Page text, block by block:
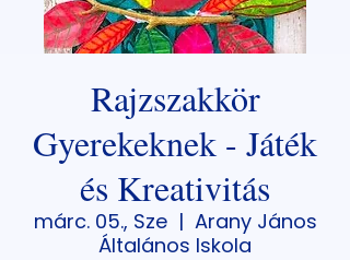
Rajzszakkör
Gyerekeknek - Játék
és Kreativitás
márc. 05., Sze
  |
Arany János
Általános Iskola